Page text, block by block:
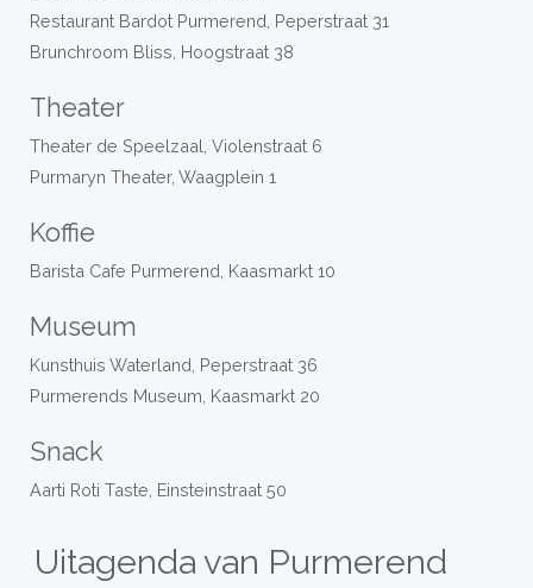
Restaurant Bardot Purmerend, Peperstraat 31
Brunchroom Bliss, Hoogstraat 38
Theater
Theater de Speelzaal, Violenstraat 6
Purmaryn Theater, Waagplein 1
Koffie
Barista Cafe Purmerend, Kaasmarkt 10
Museum
Kunsthuis Waterland, Peperstraat 36
Purmerends Museum, Kaasmarkt 20
Snack
Aarti Roti Taste, Einsteinstraat 50
Uitagenda van Purmerend